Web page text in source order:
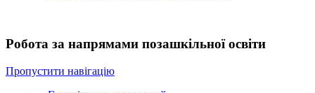
Робота за напрямами позашкільної освіти
Пропустити навігацію